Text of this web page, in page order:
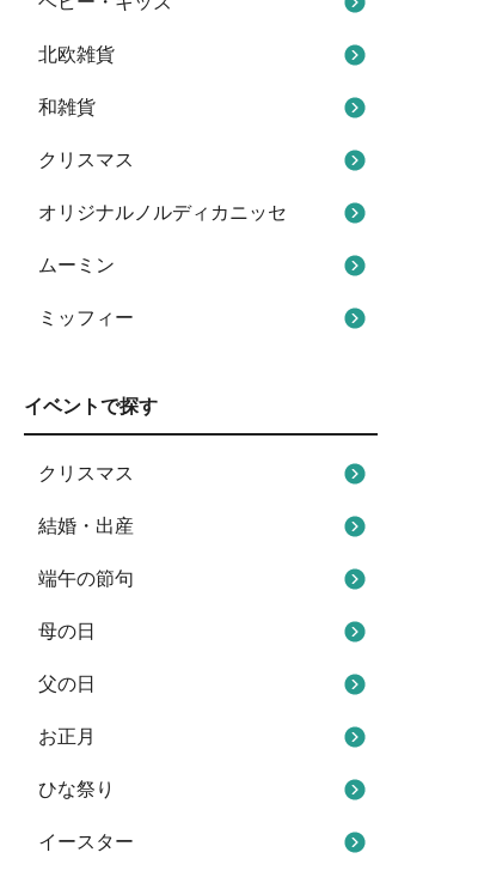
北欧雑貨
和雑貨
クリスマス
オリジナルノルディカニッセ
ムーミン
ミッフィー
イベントで探す
クリスマス
結婚・出産
端午の節句
母の日
父の日
お正月
ひな祭り
イースター